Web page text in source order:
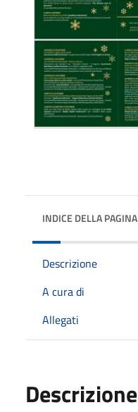
INDICE DELLA PAGINA
Descrizione
A cura di
Allegati
Descrizione